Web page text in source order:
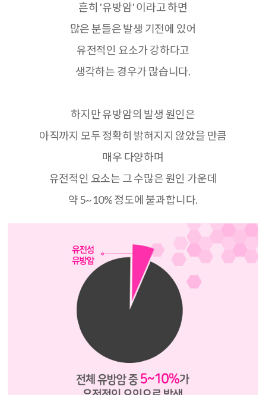
흔히 '유방암'이라고 하면
많은 분들은 발생 기전에 있어
유전적인 요소가 강하다고
생각하는 경우가 많습니다.
하지만 유방암의 발생 원인은
아직까지 모두 정확히 밝혀지지 않았을 만큼
매우 다양하며
유전적인 요소는 그 수많은 원인 가운데
약5~10%정도에 불과합니다.